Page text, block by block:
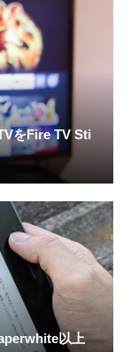
をFire TV Sti
以上